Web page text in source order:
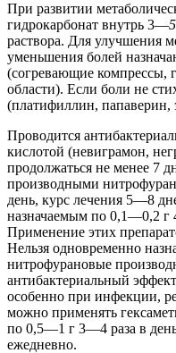
При развитии
гидрокарбонат внутрь 3—
раствора. Для улучшения
уменьшения болей
(согревающие компрессы,
области). Если боли не
(платифиллин, папаверин,
Проводится
кислотой (невиграмон,
продолжаться не менее 7
производными
день, курс лечения 5—8
назначаемым по 0,1—0,2 г
Применение этих
Нельзя одновременно
нитрофурановые
антибактериальный
особенно при инфекции,
можно применять
по 0,5—1 г 3—4 раза в
ежедневно.